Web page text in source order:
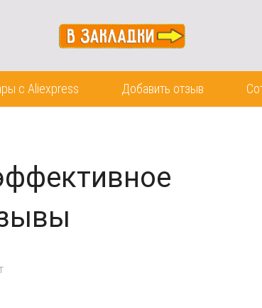
с Aliexpress Добавить отзыв